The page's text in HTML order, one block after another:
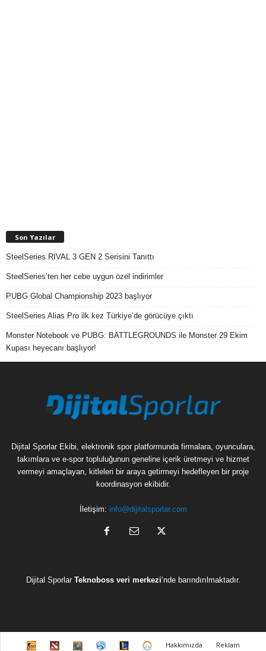
Son Yazılar
SteelSeries RIVAL 3 GEN 2 Serisini Tanıttı
SteelSeries’ten her cebe uygun özel indirimler
PUBG Global Championship 2023 başlıyor
SteelSeries Alias Pro ilk kez Türkiye’de görücüye çıktı
Monster Notebook ve PUBG: BATTLEGROUNDS ile Monster 29 Ekim
Kupası heyecanı başlıyor!
Dijital Sporlar Ekibi, elektronik spor platformunda firmalara, oyunculara,
takımlara ve e-spor topluluğunun geneline içerik üretmeyi ve hizmet
vermeyi amaçlayan, kitleleri bir araya getirmeyi hedefleyen bir proje
koordinasyon ekibidir.
İletişim: info@dijitalsporlar.com
Dijital Sporlar Teknoboss veri merkezi‘nde barındırılmaktadır.
C D H H L O Hakkımızda Reklam